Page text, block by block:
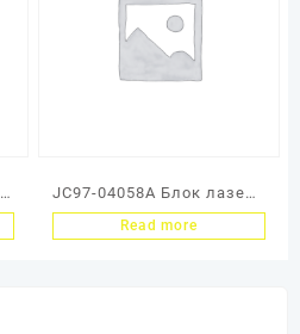
JC97-04058A Блок лазера
в сборе Samsung CLP-
Read more